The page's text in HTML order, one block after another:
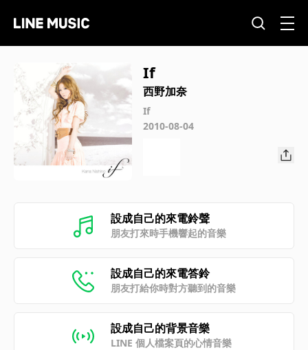
If
西野加奈
If
2010-08-04
設成自己的來電鈴聲
朋友打來時手機響起的音樂
設成自己的來電答鈴
朋友打給你時對方聽到的音樂
設成自己的背景音樂
LINE 個人檔案頁的心情音樂